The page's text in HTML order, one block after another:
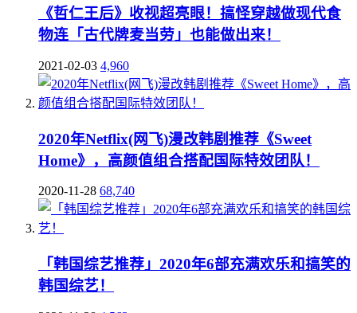
《哲仁王后》收视超亮眼！搞怪穿越做现代食
物连「古代牌麦当劳」也能做出来！
2021-02-03 4,960
2020年Netflix(网飞)漫改韩剧推荐《Sweet
Home》，高颜值组合搭配国际特效团队！
2020-11-28 68,740
「韩国综艺推荐」2020年6部充满欢乐和搞笑的
韩国综艺！